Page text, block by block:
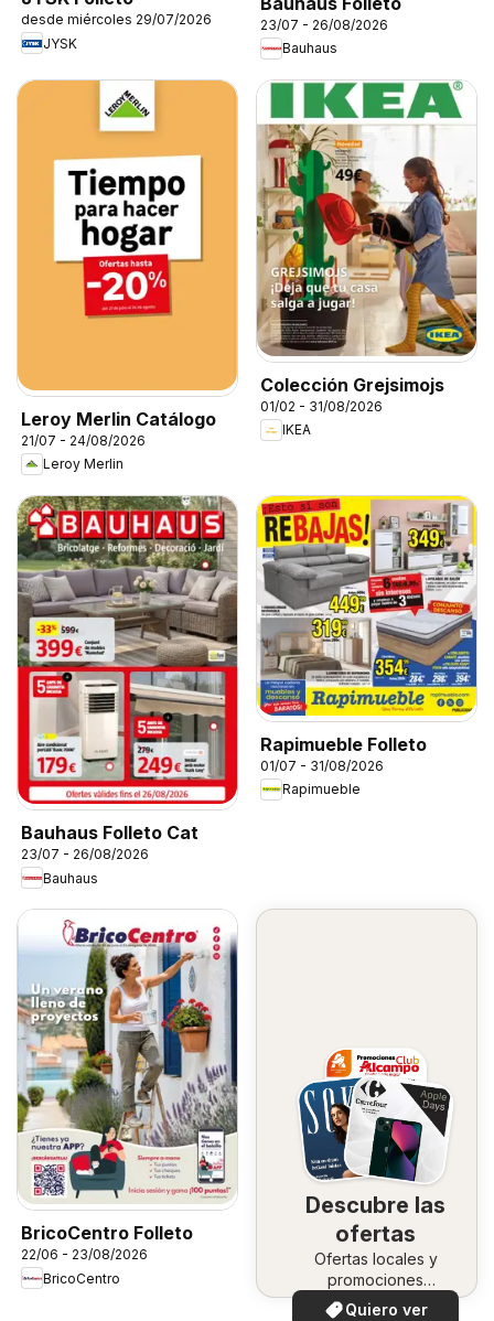
desde miércoles 29/07/2026
JYSK
23/07 - 26/08/2026
Bauhaus
Leroy Merlin Catálogo
21/07 - 24/08/2026
Leroy Merlin
Colección Grejsimojs
01/02 - 31/08/2026
IKEA
Bauhaus Folleto Cat
23/07 - 26/08/2026
Bauhaus
Rapimueble Folleto
01/07 - 31/08/2026
Rapimueble
BricoCentro Folleto
22/06 - 23/08/2026
BricoCentro
Descubre las
ofertas
Ofertas locales y
promociones
especiales.
Quiero ver